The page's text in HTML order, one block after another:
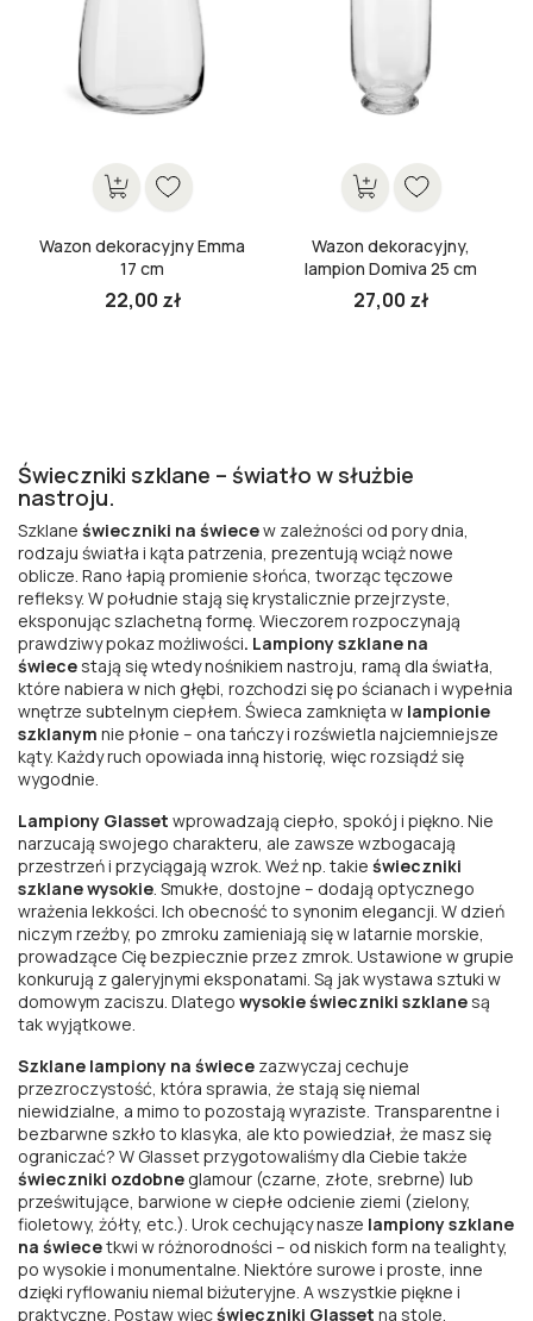
Wazon dekoracyjny Emma
17 cm
22,00 zł
Wazon dekoracyjny,
lampion Domiva 25 cm
27,00 zł
Świeczniki szklane – światło w służbie
nastroju.
Szklane świeczniki na świecew zależności od pory dnia,
rodzaju światła i kąta patrzenia, prezentują wciąż nowe
oblicze. Rano łapią promienie słońca, tworząc tęczowe
refleksy. W południe stają się krystalicznie przejrzyste,
eksponując szlachetną formę. Wieczorem rozpoczynają
prawdziwy pokaz możliwości. Lampiony szklane na
świecestają się wtedy nośnikiem nastroju, ramą dla światła,
które nabiera w nich głębi, rozchodzi się po ścianach i wypełnia
wnętrze subtelnym ciepłem. Świeca zamknięta w lampionie
szklanym nie płonie – ona tańczy i rozświetla najciemniejsze
kąty. Każdy ruch opowiada inną historię, więc rozsiądź się
wygodnie.
Lampiony Glasset wprowadzają ciepło, spokój i piękno. Nie
narzucają swojego charakteru, ale zawsze wzbogacają
przestrzeń i przyciągają wzrok. Weź np. takie świeczniki
szklane wysokie. Smukłe, dostojne – dodają optycznego
wrażenia lekkości. Ich obecność to synonim elegancji. W dzień
niczym rzeźby, po zmroku zamieniają się w latarnie morskie,
prowadzące Cię bezpiecznie przez zmrok. Ustawione w grupie
konkurują z galeryjnymi eksponatami. Są jak wystawa sztuki w
domowym zaciszu. Dlatego wysokie świeczniki szklanesą
tak wyjątkowe.
Szklane lampiony na świece zazwyczaj cechuje
przezroczystość, która sprawia, że stają się niemal
niewidzialne, a mimo to pozostają wyraziste. Transparentne i
bezbarwne szkło to klasyka, ale kto powiedział, że masz się
ograniczać? W Glasset przygotowaliśmy dla Ciebie także
świeczniki ozdobne glamour (czarne, złote, srebrne) lub
prześwitujące, barwione w ciepłe odcienie ziemi (zielony,
fioletowy, żółty, etc.). Urok cechujący nasze lampiony szklane
na świecetkwi w różnorodności – od niskich form na tealighty,
po wysokie i monumentalne. Niektóre surowe i proste, inne
dzięki ryflowaniu niemal biżuteryjne. A wszystkie piękne i
praktyczne. Postaw więcświeczniki Glasset na stole,